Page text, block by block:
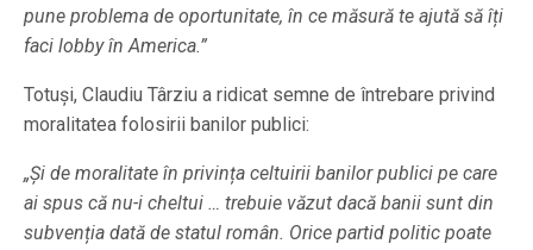
pune problema de oportunitate, în ce măsură te ajută să îți
faci lobby în America.”
Totuși, Claudiu Târziu a ridicat semne de întrebare privind
moralitatea folosirii banilor publici:
„Și de moralitate în privința celtuirii banilor publici pe care
ai spus că nu-i cheltui … trebuie văzut dacă banii sunt din
subvenția dată de statul român. Orice partid politic poate